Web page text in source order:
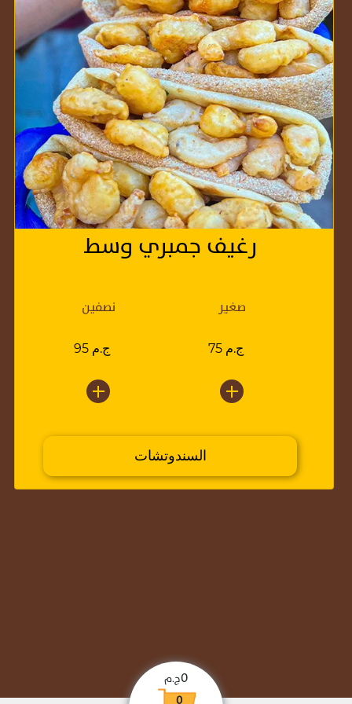
رغيف جمبري وسط
صغير
75 ج.م
نصفين
95 ج.م
السندوتشات
0ج.م
0